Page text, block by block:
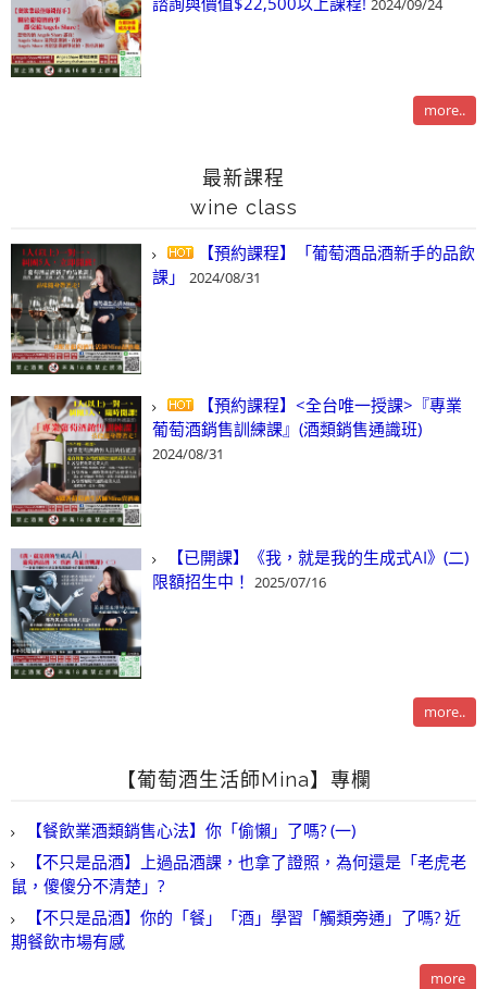
2024/09/24
more..
最新課程
wine class
【預約課程】「葡萄酒品酒新手的品飲
課」
2024/08/31
【預約課程】<全台唯一授課>『專業
葡萄酒銷售訓練課』(酒類銷售通識班)
2024/08/31
【已開課】《我，就是我的生成式AI》(二)
限額招生中！ 2025/07/16
more..
【葡萄酒生活師Mina】專欄
【餐飲業酒類銷售心法】你「偷懶」了嗎? (一)
【不只是品酒】上過品酒課，也拿了證照，為何還是「老虎老
鼠，傻傻分不清楚」?
【不只是品酒】你的「餐」「酒」學習「觸類旁通」了嗎? 近
期餐飲市場有感
more